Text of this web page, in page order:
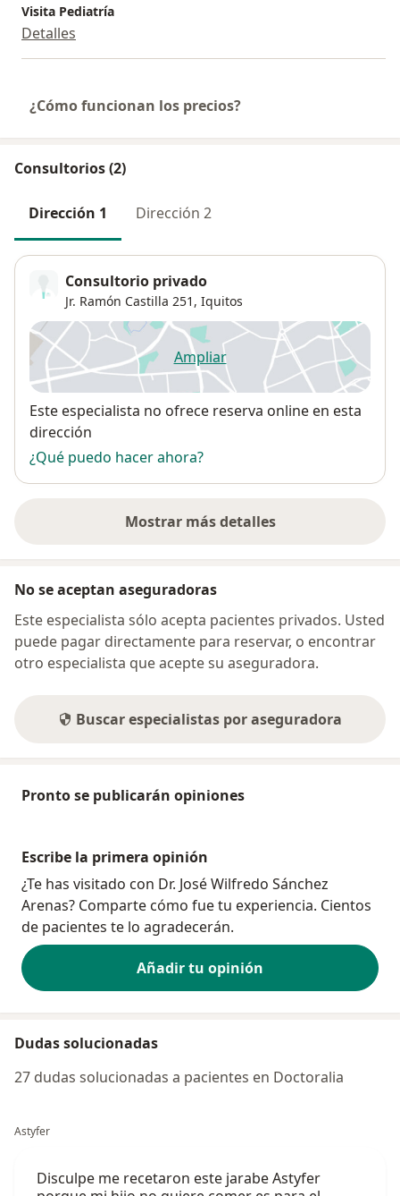
Visita Pediatría
Detalles
¿Cómo funcionan los precios?
Consultorios (2)
Dirección 1 Dirección 2
Consultorio privado
Jr. Ramón Castilla 251, Iquitos
Ampliarse abre en una nueva
Disponibilidad
Este especialista no ofrece reserva online en esta
dirección
¿Qué puedo hacer ahora?
Mostrar más detalles
sobre la dirección
No se aceptan aseguradoras
Este especialista sólo acepta pacientes privados. Usted
puede pagar directamente para reservar, o encontrar
otro especialista que acepte su aseguradora.
Buscar especialistas por aseguradora
Pronto se publicarán opiniones
Escribe la primera opinión
¿Te has visitado con Dr. José Wilfredo Sánchez
Arenas? Comparte cómo fue tu experiencia. Cientos
de pacientes te lo agradecerán.
Añadir tu opinión
Dudas solucionadas
27 dudas solucionadas a pacientes en Doctoralia
Astyfer
Disculpe me recetaron este jarabe Astyfer